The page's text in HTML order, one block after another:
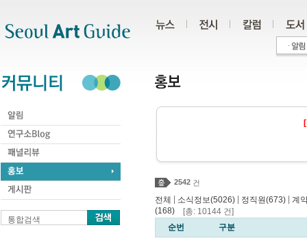
통합검색
2542 건
전체 소식정보(5026) 정직원(673)
계
(168) [총: 10144 건]
순번
구분